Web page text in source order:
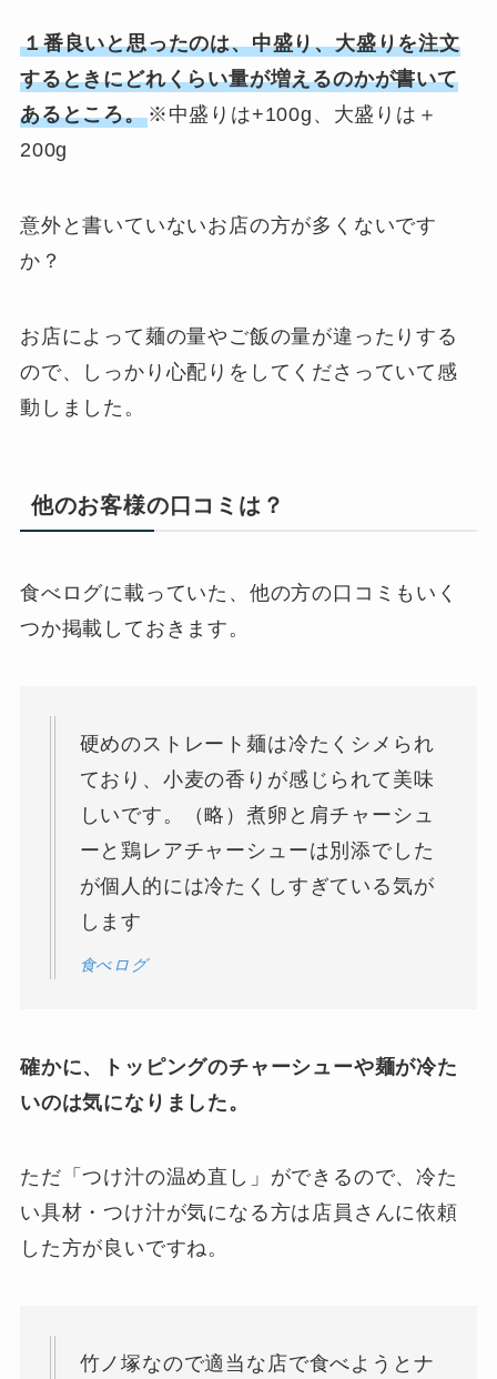
１番良いと思ったのは、中盛り、大盛りを注文
するときにどれくらい量が増えるのかが書いて
あるところ。※中盛りは+100g、大盛りは＋
200g
意外と書いていないお店の方が多くないです
か？
お店によって麺の量やご飯の量が違ったりする
ので、しっかり心配りをしてくださっていて感
動しました。
他のお客様の口コミは？
食べログに載っていた、他の方の口コミもいく
つか掲載しておきます。
硬めのストレート麺は冷たくシメられ
ており、小麦の香りが感じられて美味
しいです。（略）煮卵と肩チャーシュ
ーと鶏レアチャーシューは別添でした
が個人的には冷たくしすぎている気が
します
食べログ
確かに、トッピングのチャーシューや麺が冷た
いのは気になりました。
ただ「つけ汁の温め直し」ができるので、冷た
い具材・つけ汁が気になる方は店員さんに依頼
した方が良いですね。
竹ノ塚なので適当な店で食べようとナ